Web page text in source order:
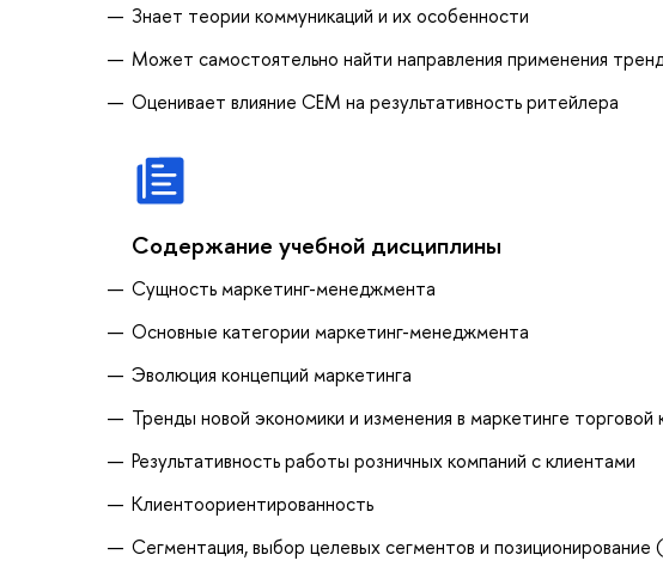
Знает теории коммуникаций и их особенности
Может самостоятельно найти направления применения
Оценивает влияние СЕМ на результативность ритейлера
Содержание учебной дисциплины
Сущность маркетинг-менеджмента
Основные категории маркетинг-менеджмента
Эволюция концепций маркетинга
Тренды новой экономики и изменения в маркетинге торговой
Результативность работы розничных компаний с клиентами
Клиентоориентированность
Сегментация, выбор целевых сегментов и позиционирование